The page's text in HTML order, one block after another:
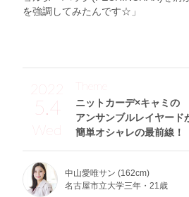
を強調してみたんです☆」
5.4
Wed
ニットカーデ×キャミの
アンサンブルレイヤード
簡単オシャレの最前線
Theme
中山愛唯サン (162cm)
名古屋市立大学三年・21歳